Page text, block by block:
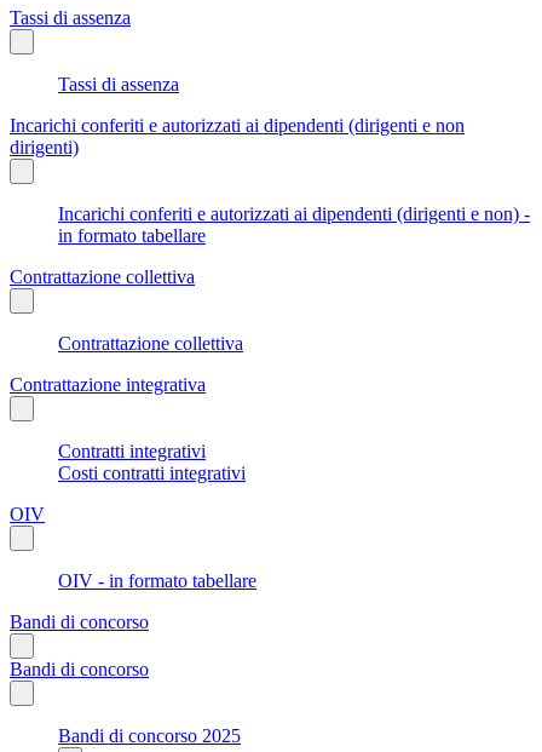
Tassi di assenza
Tassi di assenza
Incarichi conferiti e autorizzati ai dipendenti (dirigenti e non
dirigenti)
Incarichi conferiti e autorizzati ai dipendenti (dirigenti e non) -
in formato tabellare
Contrattazione collettiva
Contrattazione collettiva
Contrattazione integrativa
Contratti integrativi
Costi contratti integrativi
OIV
OIV - in formato tabellare
Bandi di concorso
Bandi di concorso
Bandi di concorso 2025